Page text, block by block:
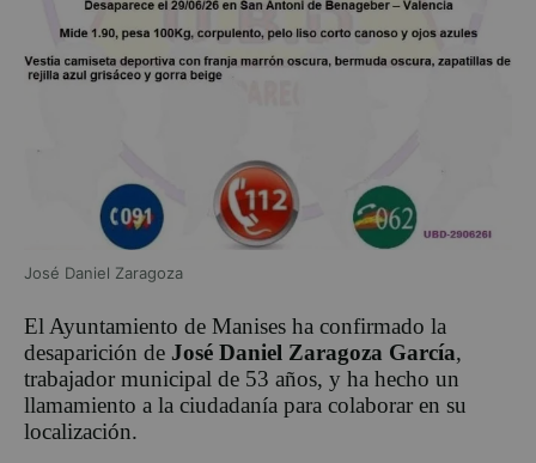
José Daniel Zaragoza
El Ayuntamiento de Manises ha confirmado la
desaparición de José Daniel Zaragoza García,
trabajador municipal de 53 años, y ha hecho un
llamamiento a la ciudadanía para colaborar en su
localización.